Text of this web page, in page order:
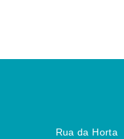
Rua da Horta